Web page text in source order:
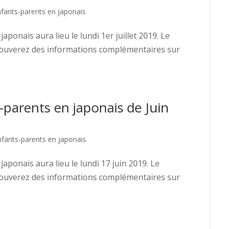
parents en japonais
aura lieu le lundi 1er juillet 2019. Le
des informations complémentaires sur
en japonais de Juin
parents en japonais
aura lieu le lundi 17 juin 2019. Le
des informations complémentaires sur